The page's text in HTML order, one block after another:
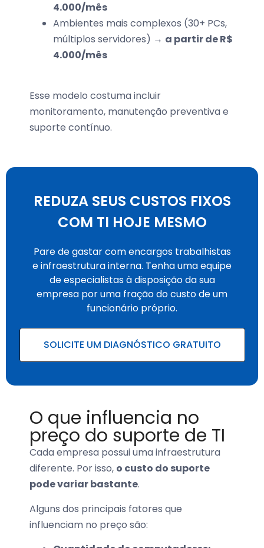
4.000/mês
Ambientes mais complexos (30+ PCs,
múltiplos servidores) → a partir de R$
4.000/mês
Esse modelo costuma incluir
monitoramento, manutenção preventiva e
suporte contínuo.
REDUZA SEUS CUSTOS FIXOS
COM TI HOJE MESMO
Pare de gastar com encargos trabalhistas
e infraestrutura interna. Tenha uma equipe
de especialistas à disposição da sua
empresa por uma fração do custo de um
funcionário próprio.
SOLICITE UM DIAGNÓSTICO GRATUITO
O que influencia no
preço do suporte de TI
Cada empresa possui uma infraestrutura
diferente. Por isso, o custo do suporte
pode variar bastante.
Alguns dos principais fatores que
influenciam no preço são: